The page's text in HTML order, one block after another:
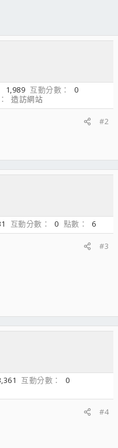
1,989 互動分數
0
造訪網站
#2
互動分數 0 點數
6
#3
互動分數
0
#4